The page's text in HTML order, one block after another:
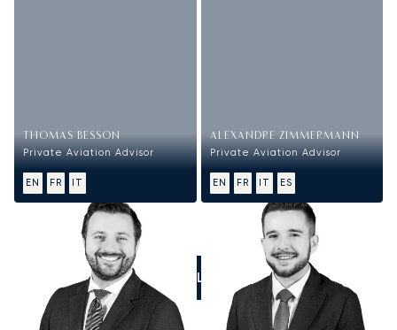
THOMAS BESSON
Private Aviation Advisor
EN FR IT
ALEXANDRE ZIMMERMANN
Private Aviation Advisor
EN FR IT ES
CALL US